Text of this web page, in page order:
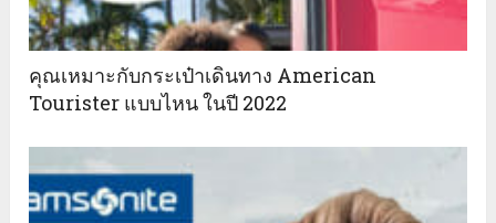
คุณเหมาะกับกระเป๋าเดินทาง American
Tourister แบบไหน ในปี 2022